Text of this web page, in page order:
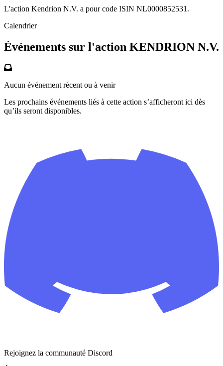
L'action Kendrion N.V. a pour code ISIN NL0000852531.
Calendrier
Événements sur l'action KENDRION N.V.
Aucun événement récent ou à venir
Les prochains événements liés à cette action s’afficheront ici dès
qu’ils seront disponibles.
Rejoignez la communauté Discord